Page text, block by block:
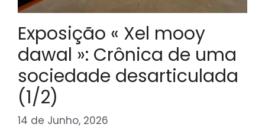
Exposição « Xel mooy
dawal »: Crônica de uma
sociedade desarticulada
(1/2)
14 de Junho, 2026